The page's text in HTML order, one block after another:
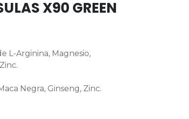
X90 GREEN
L-Arginina, Magnesio,
Negra, Ginseng, Zinc.